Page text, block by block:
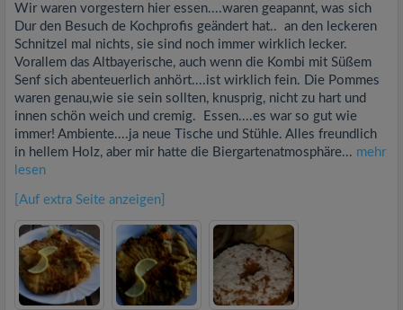
Wir waren vorgestern hier essen....waren geapannt, was sich
Dur den Besuch de Kochprofis geändert hat.. an den leckeren
Schnitzel mal nichts, sie sind noch immer wirklich lecker.
Vorallem das Altbayerische, auch wenn die Kombi mit Süßem
Senf sich abenteuerlich anhört....ist wirklich fein. Die Pommes
waren genau,wie sie sein sollten, knusprig, nicht zu hart und
innen schön weich und cremig. Essen....es war so gut wie
immer! Ambiente....ja neue Tische und Stühle. Alles freundlich
in hellem Holz, aber mir hatte die Biergartenatmosphäre... mehr
lesen
[Auf extra Seite anzeigen]